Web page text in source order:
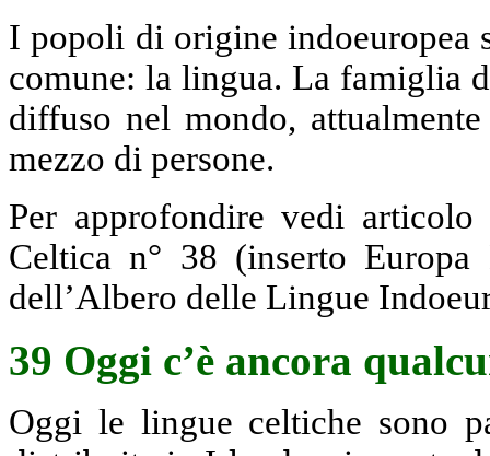
I popoli di origine indoeuropea
comune: la lingua. La famiglia
diffuso nel mondo,
mezzo di persone.
Per approfondire vedi
Celtica n° 38 (inserto
dell’Albero delle Lingue
39 Oggi c’è ancora
Oggi le lingue celtiche sono